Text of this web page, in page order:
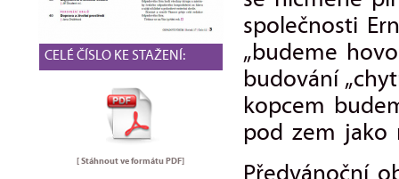
CELÉ ČÍSLO KE STAŽENÍ:
[ Stáhnout ve formátuPDF]
společnosti
„budeme
budování
kopcem
pod zem jako